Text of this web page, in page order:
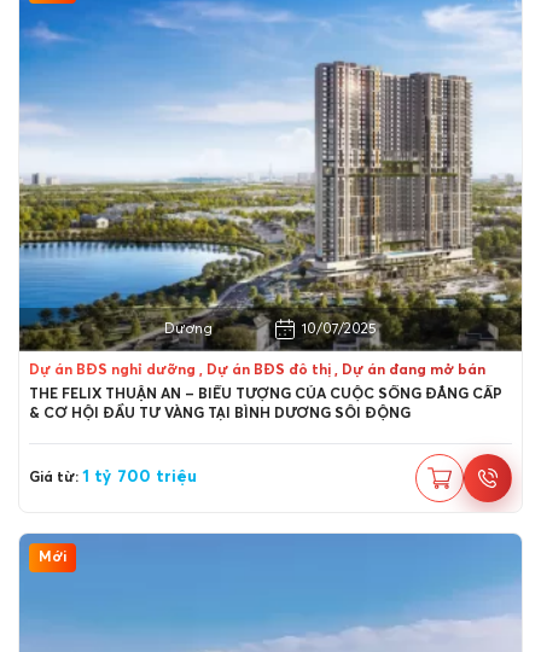
Thành phố Thuận An, Bình Dương
10/07/2025
Dự án BĐS nghỉ dưỡng , Dự án BĐS đô thị , Dự án đang mở bán
THE FELIX THUẬN AN – BIỂU TƯỢNG CỦA CUỘC SỐNG ĐẲNG CẤP
& CƠ HỘI ĐẦU TƯ VÀNG TẠI BÌNH DƯƠNG SÔI ĐỘNG
Giá từ: 1 tỷ 700 triệu
Mới